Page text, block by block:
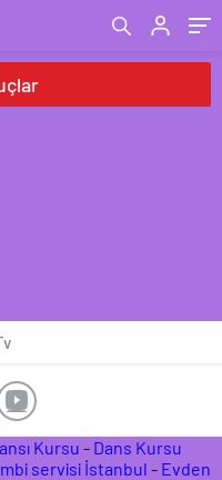
Kursu - Dans Kursu
servisi İstanbul - Evden